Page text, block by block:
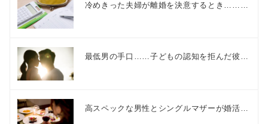
冷めきった夫婦が離婚を決意するとき………
最低男の手口……子どもの認知を拒んだ彼…
高スペックな男性とシングルマザーが婚活…